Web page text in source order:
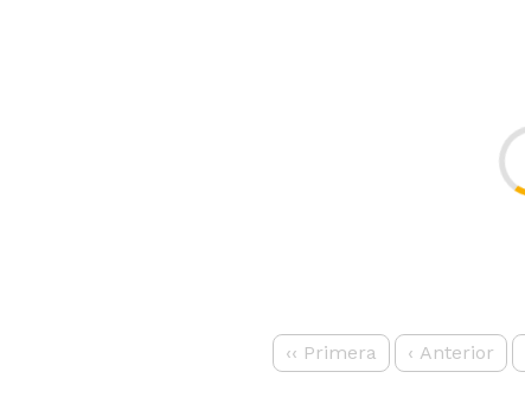
‹‹ Primera ‹ Anterior